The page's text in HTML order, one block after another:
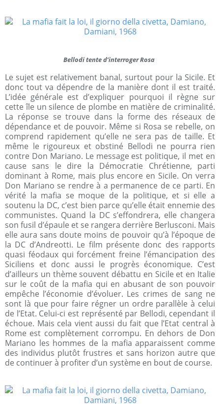
Bellodi tente d’interroger Rosa
Le sujet est relativement banal, surtout pour la Sicile. Et
donc tout va dépendre de la manière dont il est traité.
L’idée générale est d’expliquer pourquoi il règne sur
cette île un silence de plombe en matière de criminalité.
La réponse se trouve dans la forme des réseaux de
dépendance et de pouvoir. Même si Rosa se rebelle, on
comprend rapidement qu’elle ne sera pas de taille. Et
même le rigoureux et obstiné Bellodi ne pourra rien
contre Don Mariano. Le message est politique, il met en
cause sans le dire la Démocratie Chrétienne, parti
dominant à Rome, mais plus encore en Sicile. On verra
Don Mariano se rendre à a permanence de ce parti. En
vérité la mafia se moque de la politique, et si elle a
soutenu la DC, c’est bien parce qu’elle était ennemie des
communistes. Quand la DC s’effondrera, elle changera
son fusil d’épaule et se rangera derrière Berlusconi. Mais
elle aura sans doute moins de pouvoir qu’à l’époque de
la DC d’Andreotti. Le film présente donc des rapports
quasi féodaux qui forcément freine l’émancipation des
Siciliens et donc aussi le progrès économique. C’est
d’ailleurs un thème souvent débattu en Sicile et en Italie
sur le coût de la mafia qui en abusant de son pouvoir
empêche l’économie d’évoluer. Les crimes de sang ne
sont là que pour faire régner un ordre parallèle à celui
de l’Etat. Celui-ci est représenté par Bellodi, cependant il
échoue. Mais cela vient aussi du fait que l’Etat central à
Rome est complètement corrompu. En dehors de Don
Mariano les hommes de la mafia apparaissent comme
des individus plutôt frustres et sans horizon autre que
de continuer à profiter d’un système en bout de course.